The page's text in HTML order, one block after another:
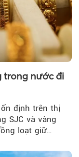
trong nước đi
định trên thị
SJC và vàng
loạt giữ